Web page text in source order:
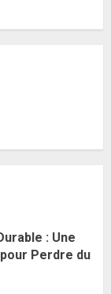
: Une
Perdre du